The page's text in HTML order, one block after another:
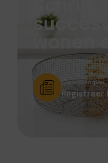
wonen
Gastschrijver
Registreer